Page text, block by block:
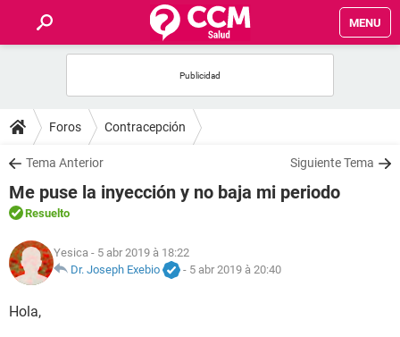
MENU
FORUMS
SALUD
FAMILIA
NUTRICIÓN
Foros Contracepción
Tema Anterior Siguiente Tema
Me puse la inyección y no baja mi periodo
Resuelto
Yesica - 5 abr 2019 à 18:22
Dr. Joseph Exebio
- 5 abr 2019 à 20:40
Hola,